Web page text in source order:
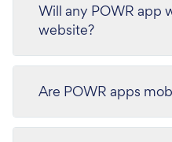
Will any POWR app
website?
Are POWR apps